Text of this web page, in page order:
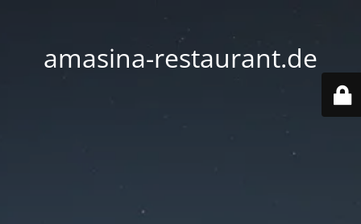
amasina-restaurant.de